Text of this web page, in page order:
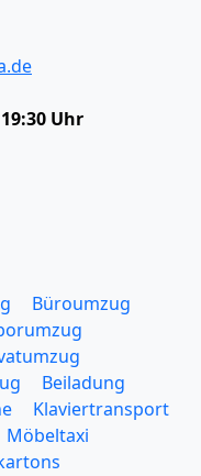
Uhr
Büroumzug
Beiladung
Klaviertransport
Möbeltaxi